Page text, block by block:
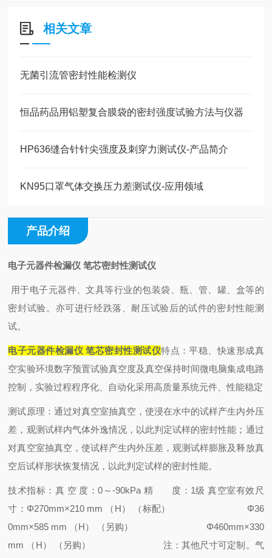
相关文章
无菌引流管密封性能检测仪
恒品药品用铝塑复合膜袋的密封强度试验方法与仪器
HP636缝合针针尖强度及刺穿力测试仪-产品简介
KN95口罩气体交换压力差测试仪-应用领域
产品介绍
电子元器件检漏仪 笔芯密封性测试仪
用于电子元器件、文具等行业的包装袋、瓶、管、罐、盒等的
密封试验。亦可进行经跌落、耐压试验后的试件的密封性能测
试。
电子元器件检漏仪 笔芯密封性测试仪特点：平稳、快速形成真
空实验环境数字预置试验真空度及真空保持时间微电脑集成电路
控制，实验过程程序化、自动化采用高质量系统元件、性能稳定
测试原理： 通过对真空室抽真空，使浸在水中的试样产生内外压
差，观测试样内气体外逸情况，以此判定试样的密封性能；通过
对真空室抽真空，使试样产生内外压差，观测试样膨胀及释放真
空后试样形状恢复情况，以此判定试样的密封性能。
技术指标： 真 空 度：0～-90kPa 精 度：1级真空室有效尺
寸：Φ270mm×210 mm （H） （标配）
Φ36
0mm×585 mm （H） （另购）
Φ460mm×330
mm （H） （另购）
注：其他尺寸可定制。 气